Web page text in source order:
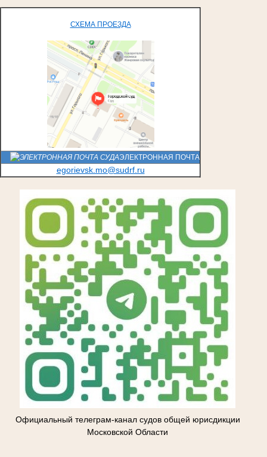
СХЕМА ПРОЕЗДА
ЭЛЕКТРОННАЯ ПОЧТА
egorievsk.mo@sudrf.ru
Официальный телеграм-канал судов общей юрисдикции
Московской Области